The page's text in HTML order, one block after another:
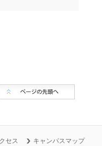
セス キャンパスマップ